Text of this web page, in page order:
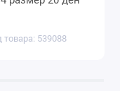
товара: 539088